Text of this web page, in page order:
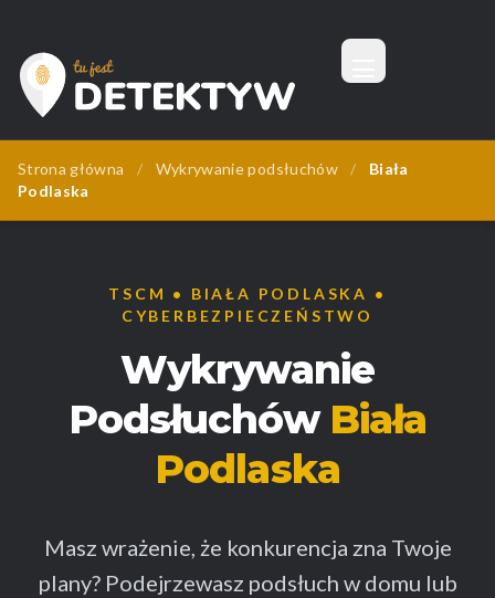
Tu Jest Detektyw
Menu
Strona główna / Wykrywanie podsłuchów /
Biała
Podlaska
TSCM • BIAŁA PODLASKA •
CYBERBEZPIECZEŃSTWO
Wykrywanie
Podsłuchów Biała
Podlaska
Masz wrażenie, że konkurencja zna Twoje
plany? Podejrzewasz podsłuch w domu lub